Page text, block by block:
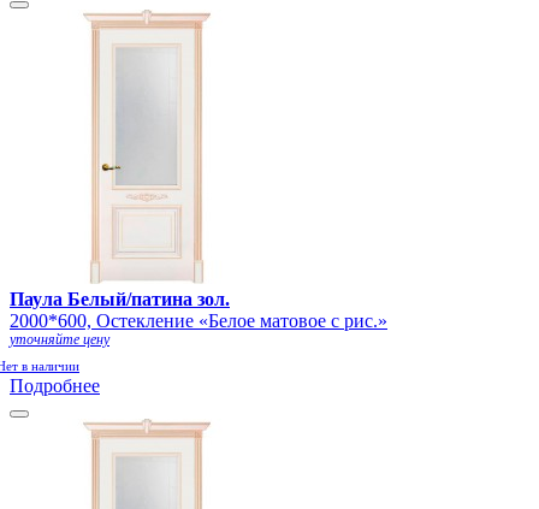
Паула Белый/патина зол.
2000*600, Остекление «Белое матовое с рис.»
уточняйте цену
в наличии
Подробнее